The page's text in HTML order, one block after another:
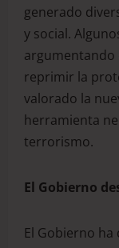
generado
y social.
argumentando
reprimir la
valorado la
herramienta
terrorismo.
El Gobierno
El Gobierno